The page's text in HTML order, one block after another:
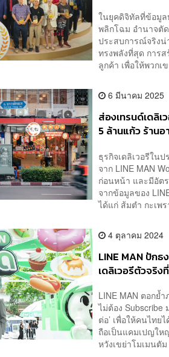
ในยุคดิจิทัลที่ข้อมู
พลิกโฉม อำนาจตั
ประสบการณ์จริงน่
ทรงพลังที่สุด การ
ลูกค้า เพื่อให้พวกเ
6 มีนาคม 2025
ส่องเทรนด์เดลิ
5 ล้านแก้ว ร้านอ
ธุรกิจเดลิเวอรีใน
จาก LINE MAN
ก่อนหน้า และมีอัตร
จากข้อมูลของ
ได้แก่ ส้มตำ กะเพ
4 ตุลาคม 2024
LINE MAN ปัก
เดลิเวอรีตัวจริ
LINE MAN ตอกย้
ไม่ต้อง Subscribe
ต่อ’ เพื่อให้คนไทย
ถือเป็นแคมเปญให
หวังเขย่าโมเมนตั